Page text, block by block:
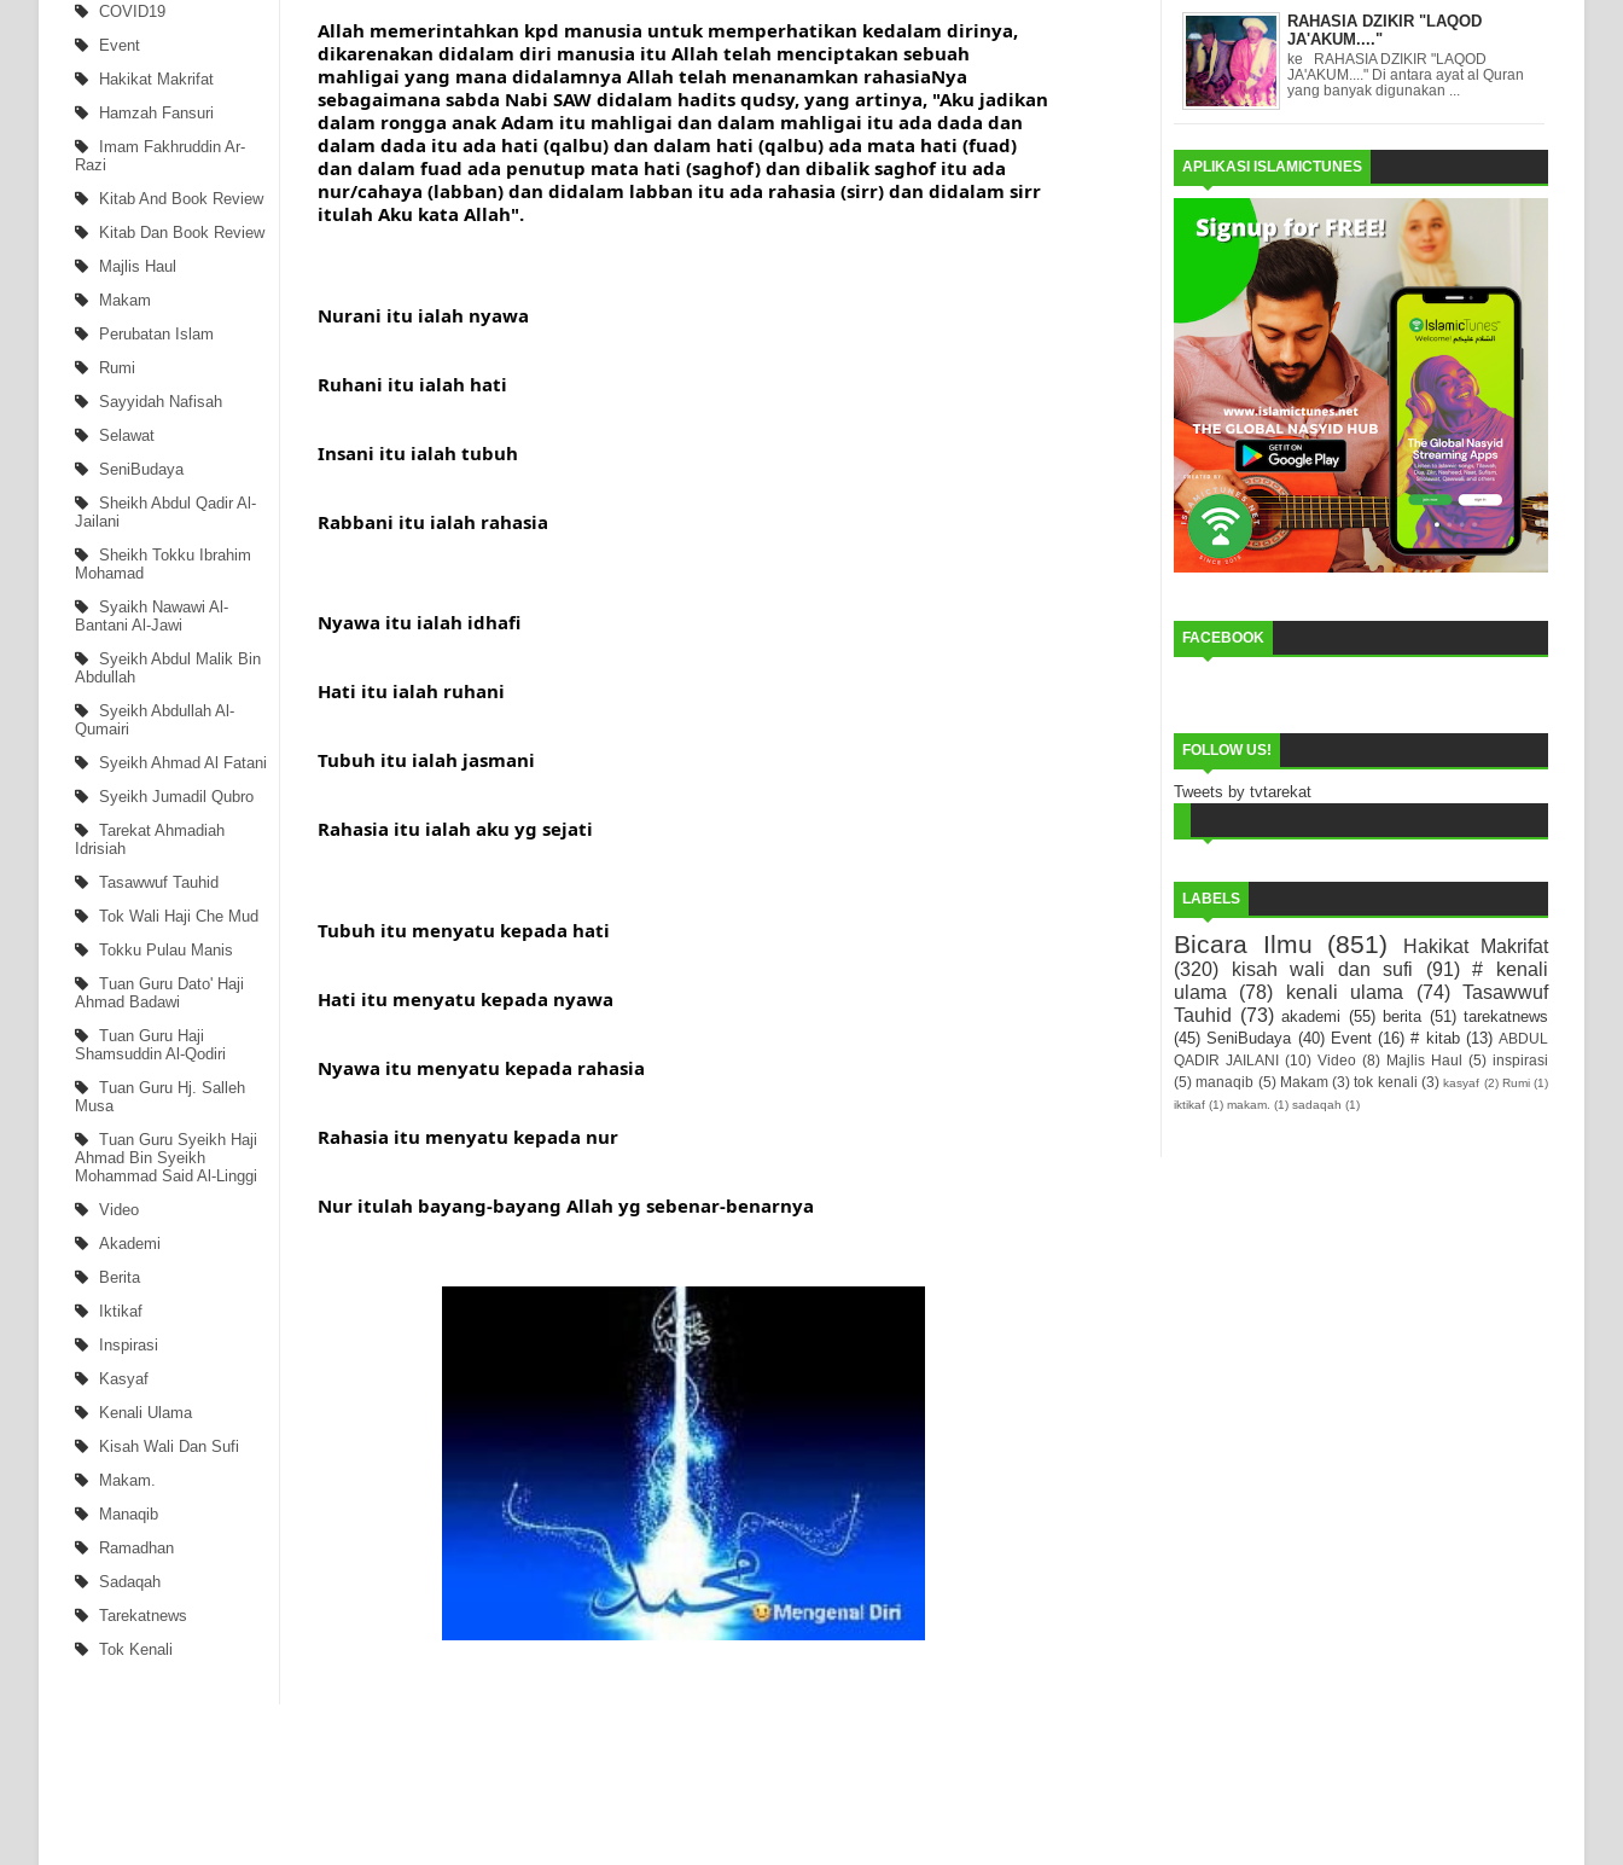
COVID19
Event
Hakikat Makrifat
Hamzah Fansuri
Imam Fakhruddin Ar-
Razi
Kitab And Book Review
Kitab Dan Book Review
Majlis Haul
Makam
Perubatan Islam
Rumi
Sayyidah Nafisah
Selawat
SeniBudaya
Sheikh Abdul Qadir Al-
Jailani
Sheikh Tokku Ibrahim
Mohamad
Syaikh Nawawi Al-
Bantani Al-Jawi
Syeikh Abdul Malik Bin
Abdullah
Syeikh Abdullah Al-
Qumairi
Syeikh Ahmad Al Fatani
Syeikh Jumadil Qubro
Tarekat Ahmadiah
Idrisiah
Tasawwuf Tauhid
Tok Wali Haji Che Mud
Tokku Pulau Manis
Tuan Guru Dato' Haji
Ahmad Badawi
Tuan Guru Haji
Shamsuddin Al-Qodiri
Tuan Guru Hj. Salleh
Musa
Tuan Guru Syeikh Haji
Ahmad Bin Syeikh
Mohammad Said Al-Linggi
Video
Akademi
Berita
Iktikaf
Inspirasi
Kasyaf
Kenali Ulama
Kisah Wali Dan Sufi
Makam.
Manaqib
Ramadhan
Sadaqah
Tarekatnews
Tok Kenali
Allah memerintahkan kpd manusia untuk memperhatikan kedalam dirinya,
dikarenakan didalam diri manusia itu Allah telah menciptakan sebuah
mahligai yang mana didalamnya Allah telah menanamkan rahasiaNya
sebagaimana sabda Nabi SAW didalam hadits qudsy, yang artinya, "Aku jadikan
dalam rongga anak Adam itu mahligai dan dalam mahligai itu ada dada dan
dalam dada itu ada hati (qalbu) dan dalam hati (qalbu) ada mata hati (fuad)
dan dalam fuad ada penutup mata hati (saghof) dan dibalik saghof itu ada
nur/cahaya (labban) dan didalam labban itu ada rahasia (sirr) dan didalam sirr
itulah Aku kata Allah".
Nurani itu ialah nyawa
Ruhani itu ialah hati
Insani itu ialah tubuh
Rabbani itu ialah rahasia
Nyawa itu ialah idhafi
Hati itu ialah ruhani
Tubuh itu ialah jasmani
Rahasia itu ialah aku yg sejati
Tubuh itu menyatu kepada hati
Hati itu menyatu kepada nyawa
Nyawa itu menyatu kepada rahasia
Rahasia itu menyatu kepada nur
Nur itulah bayang-bayang Allah yg sebenar-benarnya
RAHASIA DZIKIR "LAQOD
JA'AKUM...."
ke RAHASIA DZIKIR "LAQOD
JA'AKUM...." Di antara ayat al Quran
yang banyak digunakan ...
APLIKASI ISLAMICTUNES
FACEBOOK
FOLLOW US!
Tweets by tvtarekat
LABELS
Bicara Ilmu (851)
Hakikat Makrifat
(320)
kisah wali dan sufi (91)
# kenali
ulama
(78) kenali ulama (74)
Tasawwuf
Tauhid (73) akademi (55) berita (51) tarekatnews
(45) SeniBudaya (40) Event (16) # kitab (13) ABDUL
QADIR JAILANI
(10) Video (8) Majlis Haul (5) inspirasi
(5) manaqib (5) Makam (3) tok kenali (3) kasyaf (2) Rumi (1)
iktikaf (1) makam. (1) sadaqah (1)